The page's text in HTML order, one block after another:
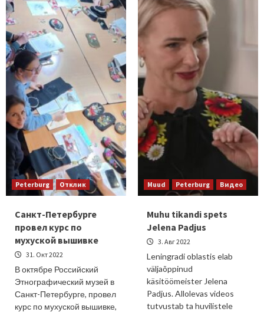
Peterburg Отклик
Санкт-Петербурге
провел курс по
мухуской вышивке
31. Окт 2022
В октябре Российский
Этнографический музей в
Санкт-Петербурге, провел
курс по мухуской вышивке,
Muud Peterburg Видео
Muhu tikandi spets
Jelena Padjus
3. Авг 2022
Leningradi oblastis elab
väljaõppinud
käsitöömeister Jelena
Padjus. Allolevas videos
tutvustab ta huvilistele